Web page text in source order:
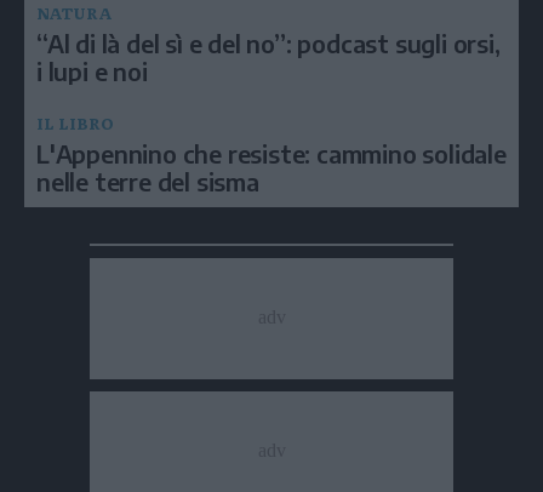
NATURA
“Al di là del sì e del no”: podcast sugli orsi,
i lupi e noi
IL LIBRO
L'Appennino che resiste: cammino solidale
nelle terre del sisma